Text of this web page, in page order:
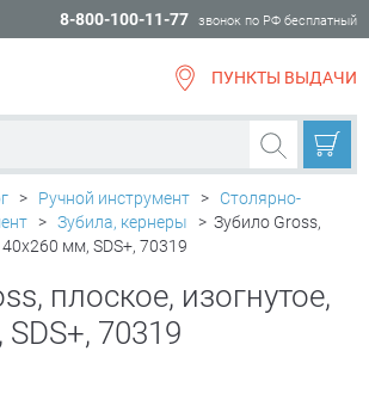
8-800-100-11-77 звонок по РФ бесплатный
ПУНКТЫ ВЫДАЧИ
> Ручной инструмент >
Столярно-
> Зубила, кернеры > Зубило Gross,
40x260 мм, SDS+, 70319
плоское, изогнутое,
70319